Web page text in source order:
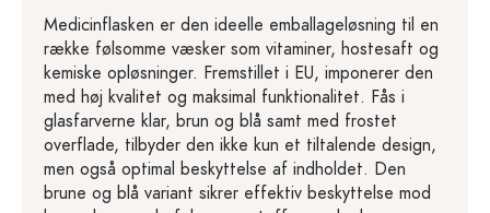
Medicinflasken er den ideelle emballageløsning til en
række følsomme væsker som vitaminer, hostesaft og
kemiske opløsninger. Fremstillet i EU, imponerer den
med høj kvalitet og maksimal funktionalitet. Fås i
glasfarverne klar, brun og blå samt med frostet
overflade, tilbyder den ikke kun et tiltalende design,
men også optimal beskyttelse af indholdet. Den
brune og blå variant sikrer effektiv beskyttelse mod